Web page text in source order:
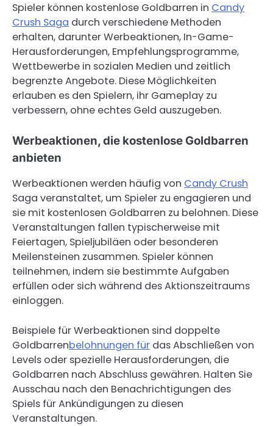
Spieler können kostenlose Goldbarren in Candy
Crush Saga durch verschiedene Methoden
erhalten, darunter Werbeaktionen, In-Game-
Herausforderungen, Empfehlungsprogramme,
Wettbewerbe in sozialen Medien und zeitlich
begrenzte Angebote. Diese Möglichkeiten
erlauben es den Spielern, ihr Gameplay zu
verbessern, ohne echtes Geld auszugeben.
Werbeaktionen, die kostenlose Goldbarren
anbieten
Werbeaktionen werden häufig von Candy Crush
Saga veranstaltet, um Spieler zu engagieren und
sie mit kostenlosen Goldbarren zu belohnen. Diese
Veranstaltungen fallen typischerweise mit
Feiertagen, Spieljubiläen oder besonderen
Meilensteinen zusammen. Spieler können
teilnehmen, indem sie bestimmte Aufgaben
erfüllen oder sich während des Aktionszeitraums
einloggen.
Beispiele für Werbeaktionen sind doppelte
Goldbarrenbelohnungen für das Abschließen von
Levels oder spezielle Herausforderungen, die
Goldbarren nach Abschluss gewähren. Halten Sie
Ausschau nach den Benachrichtigungen des
Spiels für Ankündigungen zu diesen
Veranstaltungen.